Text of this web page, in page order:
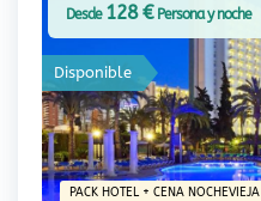
PACK HOTEL + CENA NOCHEVIEJA
Disponible
Desde 128 €Persona y noche